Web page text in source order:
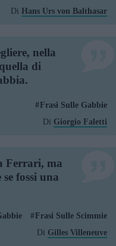
Di Hans Urs von Balthasar
nella
di
Frasi Sulle Gabbie
Di Giorgio Faletti
Ferrari, ma
fossi una
Frasi Sulle Scimmie
Di Gilles Villeneuve